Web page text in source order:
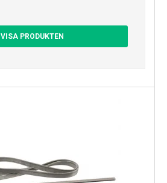
VISA PRODUKTEN